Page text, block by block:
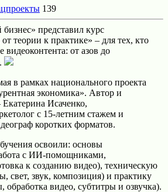
139
представил курс
теории к практике» – для тех, кто
видеоконтента: от азов до
в рамках национального проекта
экономика». Автор и
Екатерина Исаченко,
с 15‑летним стажем и
коротких форматов.
освоили: основы
с ИИ‑помощниками,
к созданию видео), техническую
свет, звук, композиция) и практику
видео, субтитры и озвучка).